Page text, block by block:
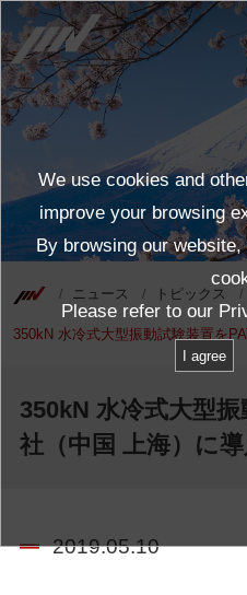
ニュース トピックス
350kN 水冷式大型振動試験装置を
350kN 水冷式大型
社（中国 上海）に
2019.05.10
We use cookies and
improve your browsing
By browsing our
Please refer to our
I agree